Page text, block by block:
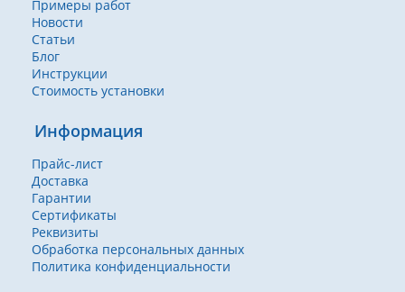
Примеры работ
Новости
Статьи
Блог
Инструкции
Стоимость установки
Информация
Прайс-лист
Доставка
Гарантии
Сертификаты
Реквизиты
Обработка персональных данных
Политика конфиденциальности